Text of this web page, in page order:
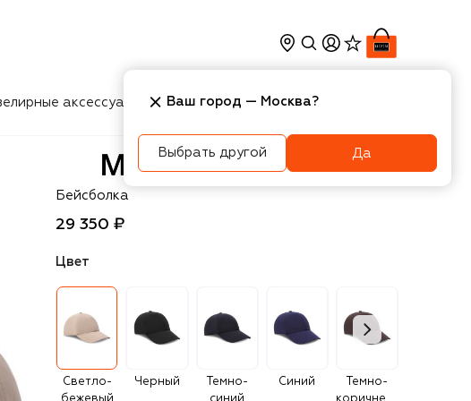
аксессуары Косметика Интерьер
MVST
Бейсболка
29 350 ₽
Цвет
Светло-
Черный
Темно-
Синий
Темно-
Ваш город — Москва?
Выбрать другой Да